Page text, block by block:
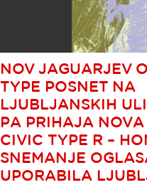
NOV JAGUARJEV
TYPE POSNET NA
LJUBLJANSKIH
PA PRIHAJA
CIVIC TYPE R –
SNEMANJE
UPORABILA